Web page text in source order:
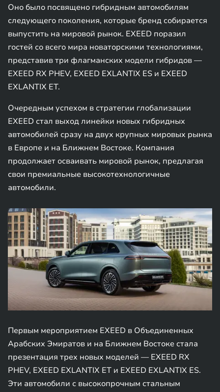
Оно было посвящено гибридным автомобилям
следующего поколения, которые бренд собирается
выпустить на мировой рынок. EXEED поразил
гостей со всего мира новаторскими технологиями,
представив три флагманских модели гибридов —
EXEED RX PHEV, EXEED EXLANTIX ES и EXEED
EXLANTIX ET.
Очередным успехом в стратегии глобализации
EXEED стал выход линейки новых гибридных
автомобилей сразу на двух крупных мировых рынка
в Европе и на Ближнем Востоке. Компания
продолжает осваивать мировой рынок, предлагая
свои премиальные высокотехнологичные
автомобили.
Первым мероприятием EXEED в Объединенных
Арабских Эмиратов и на Ближнем Востоке стала
презентация трех новых моделей — EXEED RX
PHEV, EXEED EXLANTIX ET и EXEED EXLANTIX ES.
Эти автомобили с высокопрочным стальным